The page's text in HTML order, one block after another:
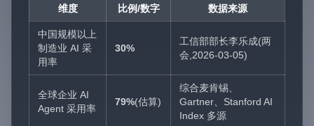
维度 比例/数字 数据来源
中国规模以上
制造业 AI 采
用率
30%
工信部部长李乐成(两
会,2026-03-05)
全球企业 AI
Agent 采用率
79%(估算)
综合麦肯锡、
Gartner、Stanford AI
Index 多源